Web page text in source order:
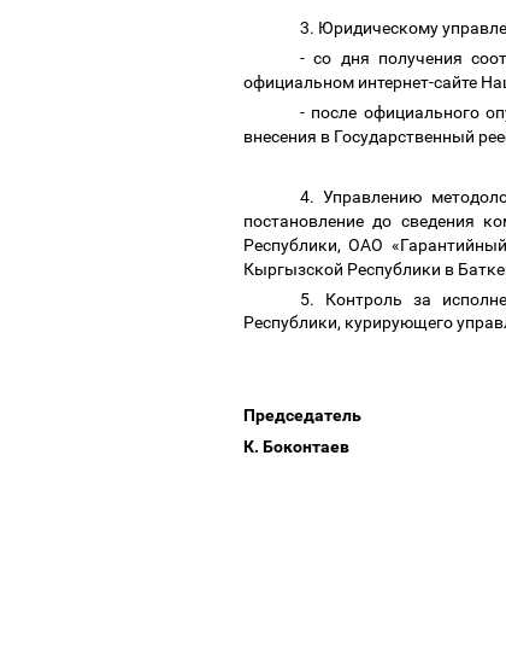
3. Юридическому
- со дня получения
официальном интернет-сайте
- после официального
внесения в Государственный
4. Управлению
постановление до сведения
Республики, ОАО
Кыргызской Республики в
5. Контроль за
Республики, курирующего
К. Боконтаев